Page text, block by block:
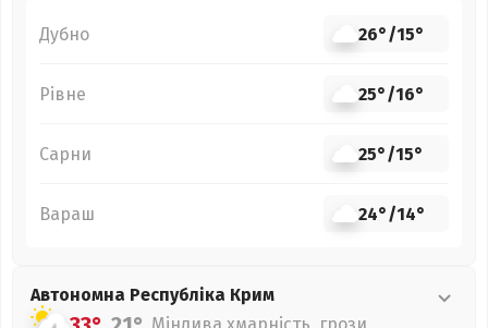
Дубно 26°/15°
Рівне 25°/16°
Сарни 25°/15°
Вараш 24°/14°
Автономна Республіка Крим